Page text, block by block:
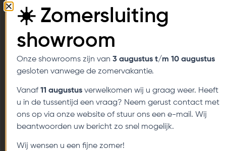
Tot wel 5 jaar garantie
Flexibele betalingsmogelijkheden
Thuisproefzitservice
Klantgerichte service
Laagste prijsgarantie
Servicedekking Nederland en Belgie
☀️ Zomersluiting
showroom
Onze showrooms zijn van 3 augustus t/m 10 augustus
gesloten vanwege de zomervakantie.
Vanaf11 augustusverwelkomen wij u graag weer. Heeft
u in de tussentijd een vraag? Neem gerust contact met
ons op via onze website of stuur ons een e-mail. Wij
beantwoorden uw bericht zo snel mogelijk.
Wij wensen u een fijne zomer!